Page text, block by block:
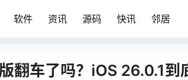
软件 资讯 源码 快讯 邻居
翻车了吗？iOS 26.0.1到